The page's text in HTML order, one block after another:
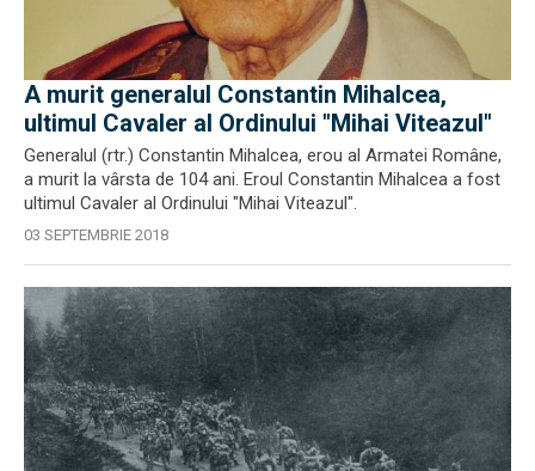
A murit generalul Constantin Mihalcea,
ultimul Cavaler al Ordinului "Mihai Viteazul"
Generalul (rtr.) Constantin Mihalcea, erou al Armatei Române,
a murit la vârsta de 104 ani. Eroul Constantin Mihalcea a fost
ultimul Cavaler al Ordinului "Mihai Viteazul".
03 SEPTEMBRIE 2018